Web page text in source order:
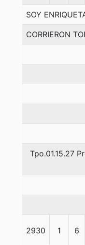
SOY
CORRIERON
Tpo.01.15.27
2930 1 6